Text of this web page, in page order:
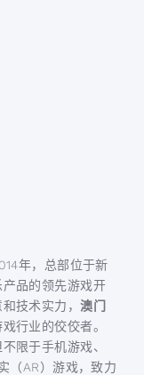
年，总部位于新
品的领先游戏开
技术实力，澳门
行业的佼佼者。
限于手机游戏、
（AR）游戏，致力